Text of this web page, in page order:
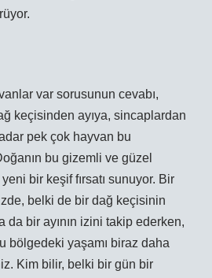
var sorusunun cevabı,
keçisinden ayıya, sincaplardan
pek çok hayvan bu
bu gizemli ve güzel
bir keşif fırsatı sunuyor. Bir
belki de bir dağ keçisinin
da bir ayının izini takip ederken,
bölgedeki yaşamı biraz daha
Kim bilir, belki bir gün bir